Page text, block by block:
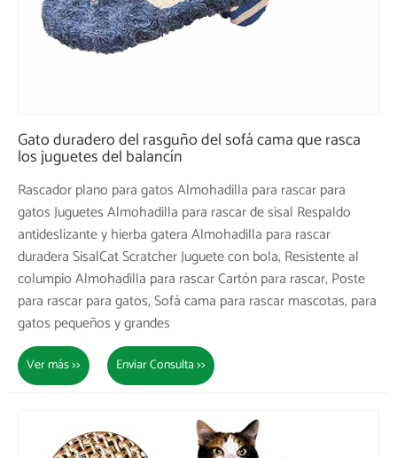
Gato duradero del rasguño del sofá cama que rasca
los juguetes del balancín
Rascador plano para gatos Almohadilla para rascar para
gatos Juguetes Almohadilla para rascar de sisal Respaldo
antideslizante y hierba gatera Almohadilla para rascar
duradera SisalCat Scratcher Juguete con bola, Resistente al
columpio Almohadilla para rascar Cartón para rascar, Poste
para rascar para gatos, Sofá cama para rascar mascotas, para
gatos pequeños y grandes
Ver más >> Enviar Consulta >>